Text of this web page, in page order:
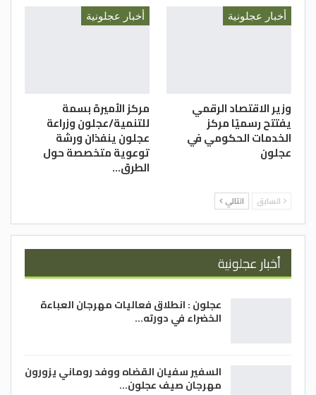
أخبار عجلونية
وزير الاقتصاد الرقمي
يفتتح رسميًا مركز
الخدمات الحكومي في
عجلون
أخبار عجلونية
مركز الأميرة بسمة
للتنمية/عجلون وزراعة
عجلون ينفذان ورشة
توعوية متخصصة حول
الطرق…
السابق التالي
أخبار عجلونية
عجلون : انطلاق فعاليات مهرجان العباءة
الخضراء في دورته…
السفير سفيان القضاه ووفد روماني يزورون
مهرجان صيف عجلون…